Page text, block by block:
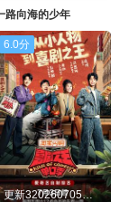
直拍
超前营业第12期
加更版第10期
REACTION第20期
超前营业第13期
路向海的少年
6.0分
更新320260705第1期加更